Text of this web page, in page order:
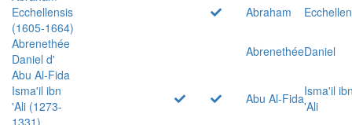
Ecchellensis
(1605-1664)
Abraham
Abrenethée
Daniel d'
AbrenethéeDaniel
Abu Al-Fida
Isma'il ibn
'Ali (1273-
1331)
Abu Al-FidaIsma'il
'Ali